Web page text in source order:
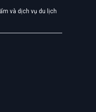
và dịch vụ du lịch